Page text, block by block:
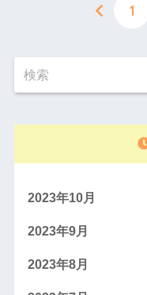
1
2023年10月
2023年9月
2023年8月